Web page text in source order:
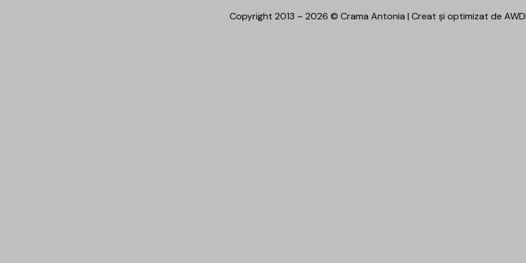
Copyright 2013 – 2026 © Crama Antonia | Creat și optimizat de